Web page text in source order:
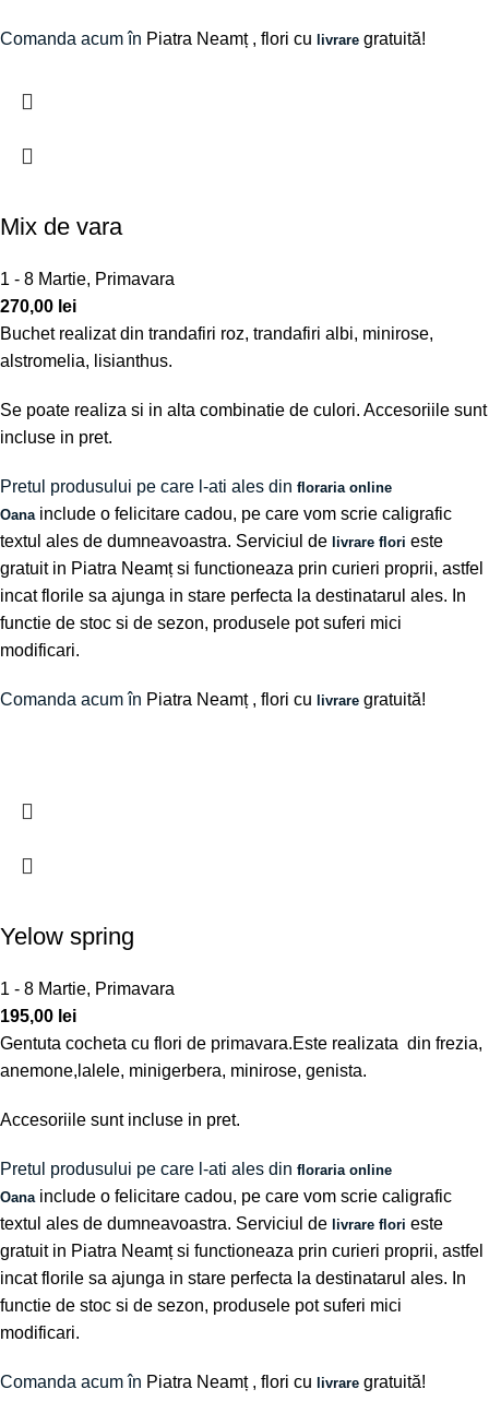
Comanda acum în Piatra Neamț, flori cu livrare gratuită!
Mix de vara
1 - 8 Martie, Primavara
270,00 lei
Buchet realizat din trandafiri roz, trandafiri albi, minirose,
alstromelia, lisianthus.
Se poate realiza si in alta combinatie de culori. Accesoriile sunt
incluse in pret.
Pretul produsului pe care l-ati ales din floraria online
Oana include o felicitare cadou, pe care vom scrie caligrafic
textul ales de dumneavoastra. Serviciul de livrare flori este
gratuit in Piatra Neamț si functioneaza prin curieri proprii, astfel
incat florile sa ajunga in stare perfecta la destinatarul ales. In
functie de stoc si de sezon, produsele pot suferi mici
modificari.
Comanda acum în Piatra Neamț, flori cu livrare gratuită!
Yelow spring
1 - 8 Martie, Primavara
195,00 lei
Gentuta cocheta cu flori de primavara.Este realizata din frezia,
anemone,lalele, minigerbera, minirose, genista.
Accesoriile sunt incluse in pret.
Pretul produsului pe care l-ati ales din floraria online
Oana include o felicitare cadou, pe care vom scrie caligrafic
textul ales de dumneavoastra. Serviciul de livrare flori este
gratuit in Piatra Neamț si functioneaza prin curieri proprii, astfel
incat florile sa ajunga in stare perfecta la destinatarul ales. In
functie de stoc si de sezon, produsele pot suferi mici
modificari.
Comanda acum în Piatra Neamț, flori cu livrare gratuită!